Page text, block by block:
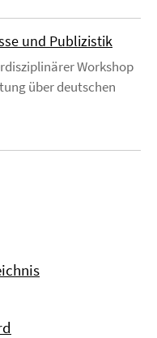
und Publizistik
Workshop
über deutschen